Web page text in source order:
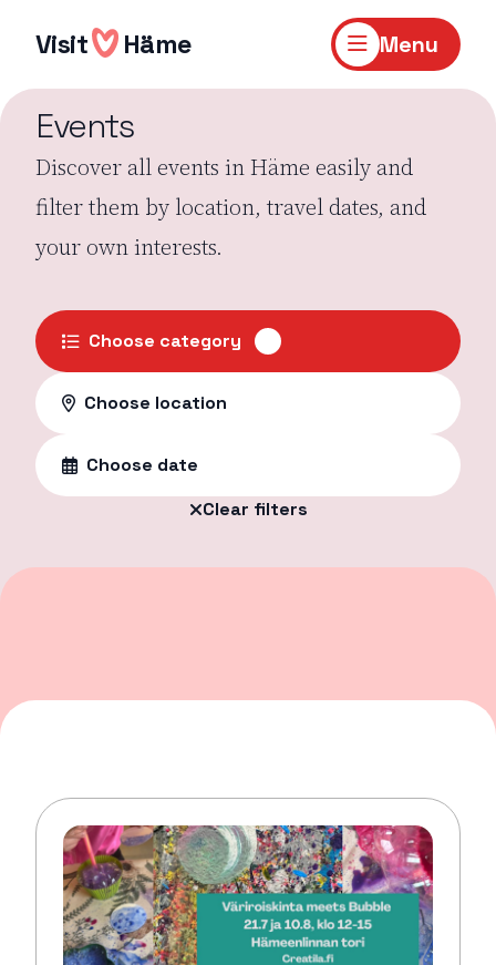
Visit Häme Menu
Events
Discover all events in Häme easily and
filter them by location, travel dates, and
your own interests.
Choose category
Choose location
Choose date
Clear filters